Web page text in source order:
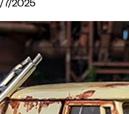
7/2025